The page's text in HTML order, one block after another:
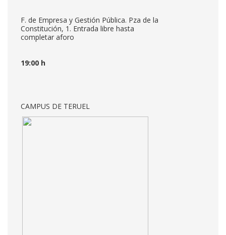
F. de Empresa y Gestión Pública. Pza de la
Constitución, 1. Entrada libre hasta
completar aforo
19:00 h
CAMPUS DE TERUEL